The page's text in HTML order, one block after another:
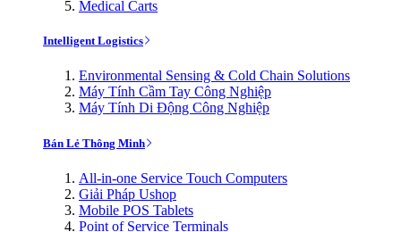
Medical Carts
Intelligent Logistics
Environmental Sensing & Cold Chain Solutions
Máy Tính Cầm Tay Công Nghiệp
Máy Tính Di Động Công Nghiệp
Bán Lẻ Thông Minh
All-in-one Service Touch Computers
Giải Pháp Ushop
Mobile POS Tablets
Point of Service Terminals